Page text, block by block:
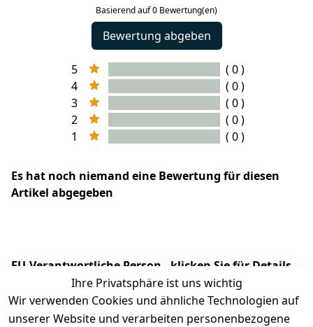
Basierend auf 0 Bewertung(en)
Bewertung abgeben
5
( 0 )
4
( 0 )
3
( 0 )
2
( 0 )
1
( 0 )
Es hat noch niemand eine Bewertung für diesen
Artikel abgegeben
EU-Verantwortliche Person - klicken Sie für Details
Ihre Privatsphäre ist uns wichtig
Wir verwenden Cookies und ähnliche Technologien auf
unserer Website und verarbeiten personenbezogene